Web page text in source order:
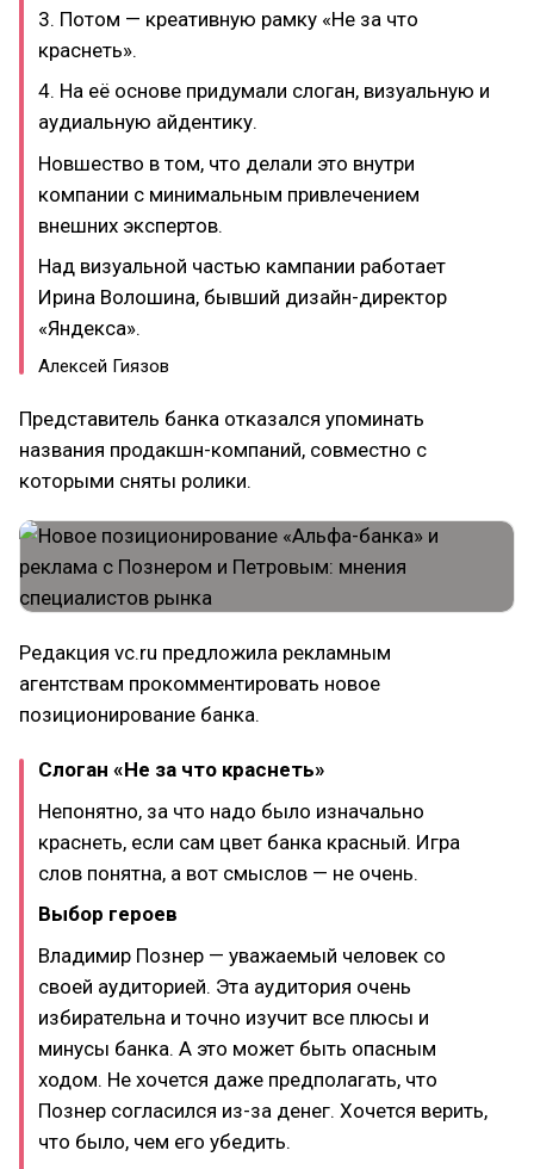
3. Потом — креативную рамку «Не за что
краснеть».
4. На её основе придумали слоган, визуальную и
аудиальную айдентику.
Новшество в том, что делали это внутри
компании с минимальным привлечением
внешних экспертов.
Над визуальной частью кампании работает
Ирина Волошина, бывший дизайн-директор
«Яндекса».
Алексей Гиязов
Представитель банка отказался упоминать
названия продакшн-компаний, совместно с
которыми сняты ролики.
Редакция vc.ru предложила рекламным
агентствам прокомментировать новое
позиционирование банка.
Слоган «Не за что краснеть»
Непонятно, за что надо было изначально
краснеть, если сам цвет банка красный. Игра
слов понятна, а вот смыслов — не очень.
Выбор героев
Владимир Познер — уважаемый человек со
своей аудиторией. Эта аудитория очень
избирательна и точно изучит все плюсы и
минусы банка. А это может быть опасным
ходом. Не хочется даже предполагать, что
Познер согласился из-за денег. Хочется верить,
что было, чем его убедить.